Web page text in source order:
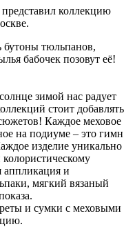
представил коллекцию
бутоны тюльпанов,
бабочек позовут её!
зимой нас радует
стоит добавлять
Каждое меховое
на подиуме – это гимн
изделие уникально
и
мягкий вязаный
и сумки с меховыми